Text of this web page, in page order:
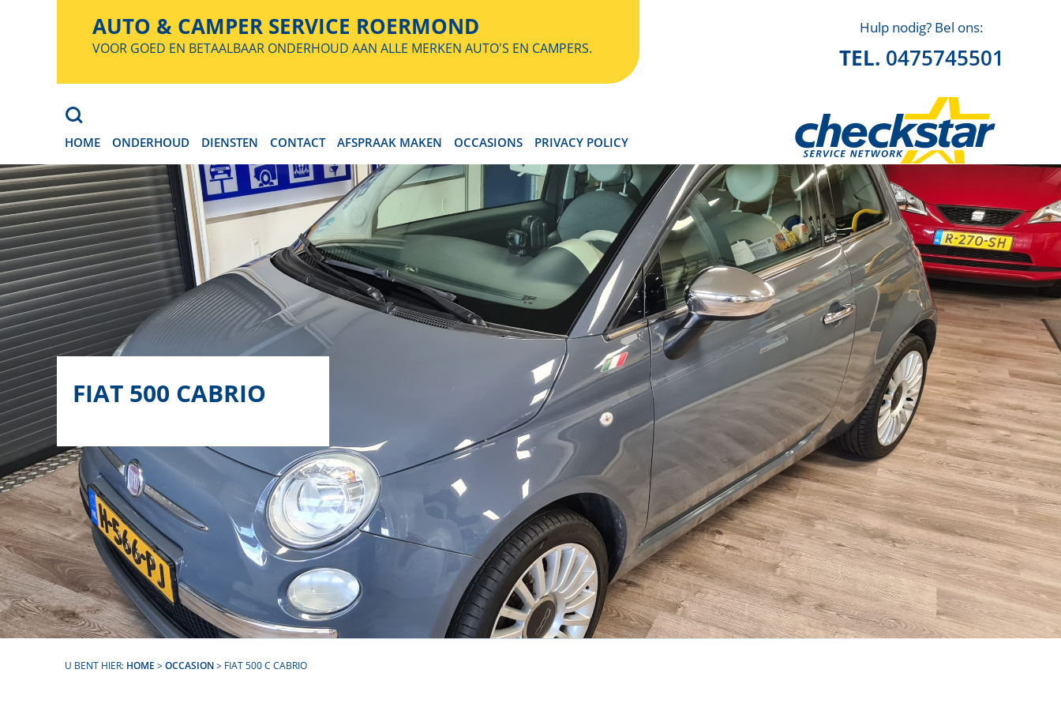
AUTO & CAMPER SERVICE ROERMOND
VOOR GOED EN BETAALBAAR ONDERHOUD AAN ALLE MERKEN AUTO'S EN CAMPERS.
Hulp nodig? Bel ons:
TEL. 0475745501
Search
HOME ONDERHOUD DIENSTEN CONTACT AFSPRAAK MAKEN OCCASIONS PRIVACY POLICY
FIAT 500 CABRIO
U BENT HIER: HOME >OCCASION> FIAT 500 C CABRIO